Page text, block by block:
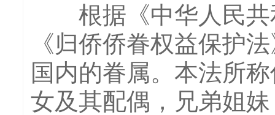
根据《中华人民共
《归侨侨眷权益保护
国内的眷属。本法所
女及其配偶，兄弟姐